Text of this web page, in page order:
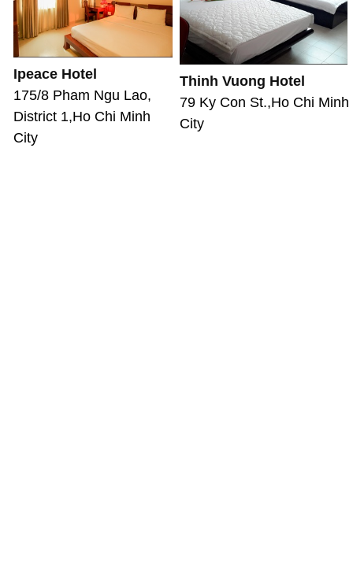
Ipeace Hotel
175/8 Pham Ngu Lao,
District 1,Ho Chi Minh
City
Thinh Vuong Hotel
79 Ky Con St.,Ho Chi Minh
City